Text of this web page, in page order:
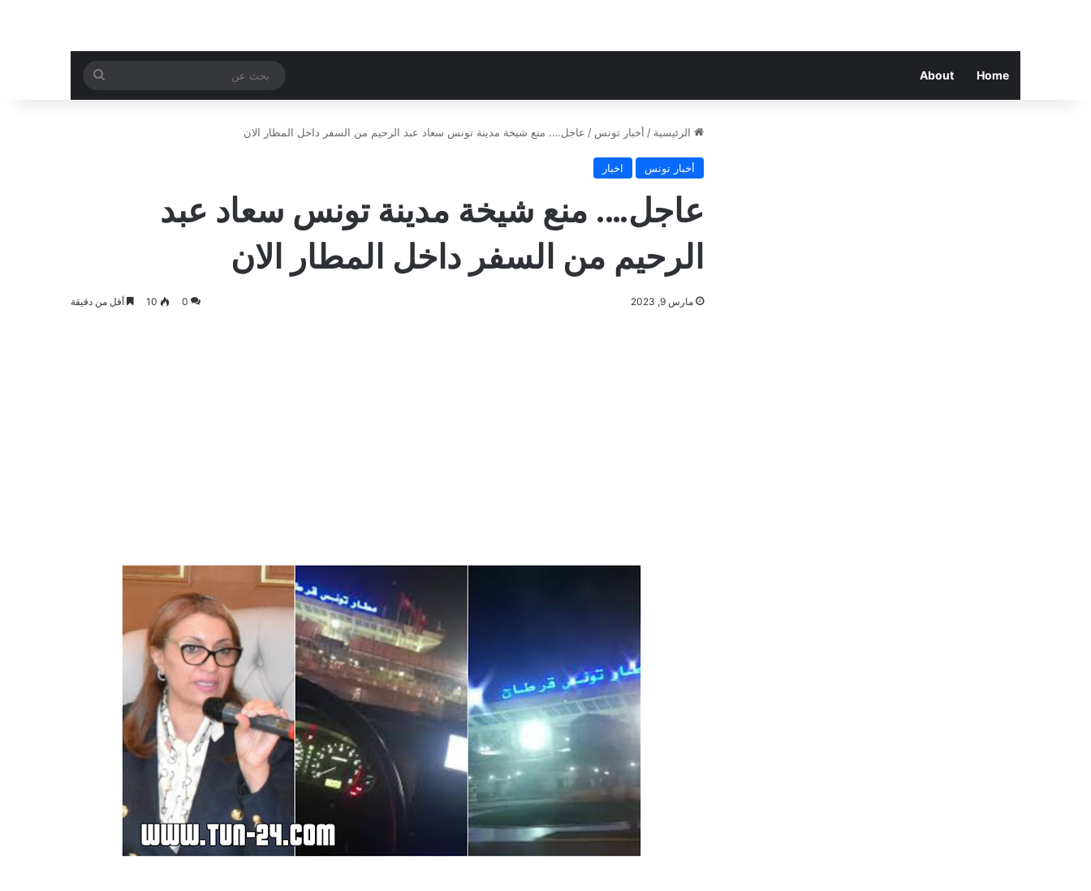
Home
About
بحث
عن
الرئيسية / أخبار تونس / عاجل…. منع شيخة مدينة تونس سعاد عبد الرحيم من السفر داخل المطار الان
أخبار تونس اخبار
عاجل…. منع شيخة مدينة تونس سعاد عبد
الرحيم من السفر داخل المطار الان
مارس 9, 2023 0
10 أقل من دقيقة